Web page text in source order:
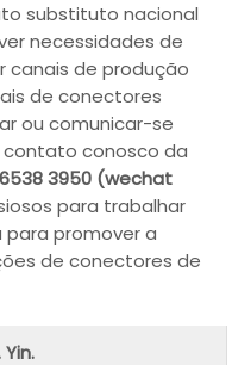
substituto nacional
necessidades de
canais de produção
de conectores
ou comunicar-se
conosco da
3950 (wechat
para trabalhar
para promover a
de conectores de
Yin.